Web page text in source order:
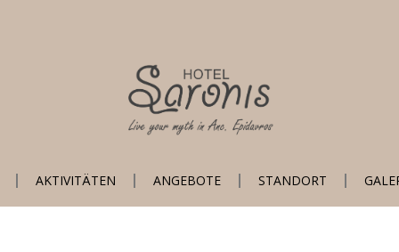
AKTIVITÄTEN ANGEBOTE STANDORT